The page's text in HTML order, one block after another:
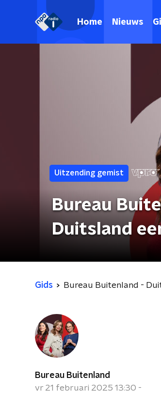
Home Nieuws
Uitzending gemist
Bureau Buitenland -
Duitsland
Gids Bureau Buitenland -
Bureau Buitenland
vr 21 februari 2025 13:30 -